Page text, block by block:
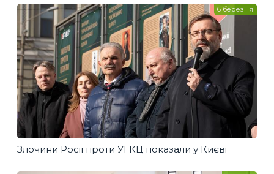
Злочини Росії проти УГКЦ показали у Києві
6 березня